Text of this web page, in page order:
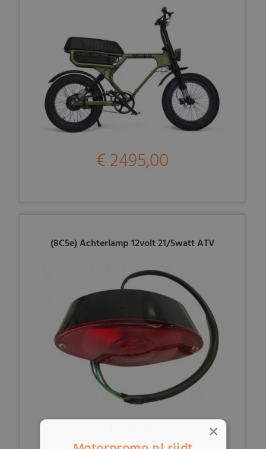
€ 2495,00
(8C5e) Achterlamp 12volt 21/5watt ATV
×